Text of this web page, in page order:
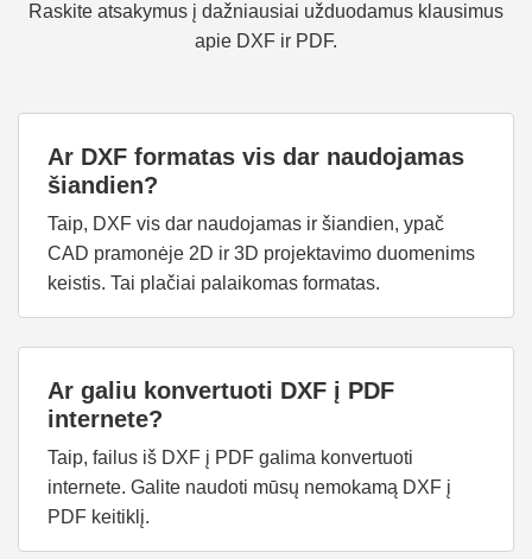
Raskite atsakymus į dažniausiai užduodamus klausimus
apie DXF ir PDF.
Ar DXF formatas vis dar naudojamas
šiandien?
Taip, DXF vis dar naudojamas ir šiandien, ypač
CAD pramonėje 2D ir 3D projektavimo duomenims
keistis. Tai plačiai palaikomas formatas.
Ar galiu konvertuoti DXF į PDF
internete?
Taip, failus iš DXF į PDF galima konvertuoti
internete. Galite naudoti mūsų nemokamą DXF į
PDF keitiklį.